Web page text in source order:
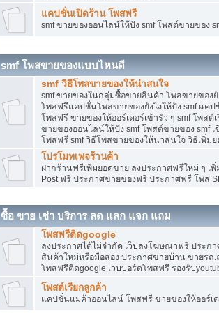
แคปชั่นเปิดร้าน โพสฟรี
smf ขายของออนไลน์ให้ปัง smf โพสต์ขายของ
smf โพสขายของแบบไหนดี
smf วิธีโพสขายของให้น่าสนใจ
smf ขายของในกลุ่มซื้อขายสินค้า โพสขายของ
โพสฟรีแคปชั่นโพสขายของยังไงให้ปัง smf แ
โพสฟรี ขายของให้ออร์เดอร์เข้ารัว ๆ smf โพส
ขายของออนไลน์ให้ปัง smf โพสต์ขายของ smf
โพสฟรี smf วิธีโพสขายของให้น่าสนใจ วิธีเพิ่ม
โปรโมทเพจร้านค้า
ฝากร้านฟรีเพิ่มยอดขาย ลงประกาศฟรีใหม่ ๆ เ
Post ฟรี ประกาศขายของฟรี ประกาศฟรี โพส
ซื้อ ขาย เช่า บริการ ลด แลก แจก แถม
โพสฟรีติดgoogle
ลงประกาศได้ไม่จำกัด เว็บลงโฆษณาฟรี ประ
สินค้าใหม่หรือมือสอง ประกาศขายบ้าน ขายรถ
โพสฟรีติดgoogle เวบบอร์ดโพสฟรี รองรับ
โพสต์เรียกลูกค้า
แคปชั่นแม่ค้าออนไลน์ โพสฟรี ขายของให้ออร์เด